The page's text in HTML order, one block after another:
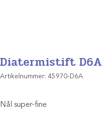
Diatermistift D6A
Artikelnummer: 45970-D6A
Nål super-fine